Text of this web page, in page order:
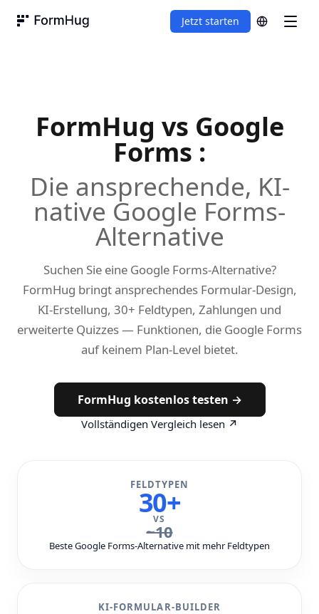
Jetzt starten
FormHug vs Google
Forms :
Die ansprechende, KI-
native Google Forms-
Alternative
Suchen Sie eine Google Forms-Alternative?
FormHug bringt ansprechendes Formular-Design,
KI-Erstellung, 30+ Feldtypen, Zahlungen und
erweiterte Quizzes — Funktionen, die Google Forms
auf keinem Plan-Level bietet.
FormHug kostenlos testen →
Vollständigen Vergleich lesen ↗
FELDTYPEN
30+
VS
~10
Beste Google Forms-Alternative mit mehr Feldtypen
KI-FORMULAR-BUILDER